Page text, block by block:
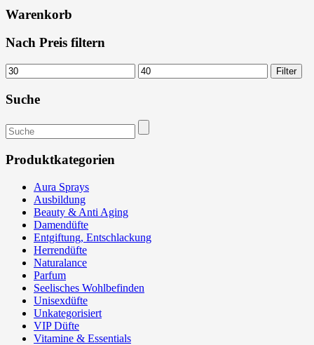
Warenkorb
Nach Preis filtern
Min.
Preis
Max.
Preis
Filter
Suche
Suchen
nach:
Produktkategorien
Aura Sprays
Ausbildung
Beauty & Anti Aging
Damendüfte
Entgiftung, Entschlackung
Herrendüfte
Naturalance
Parfum
Seelisches Wohlbefinden
Unisexdüfte
Unkategorisiert
VIP Düfte
Vitamine & Essentials